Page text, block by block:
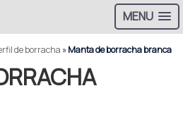
MENU
de borracha »Manta de borracha branca